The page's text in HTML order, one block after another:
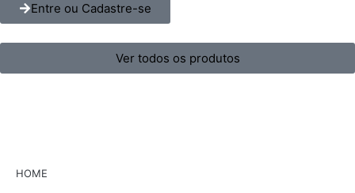
Entre ou Cadastre-se
Ver todos os produtos
HOME